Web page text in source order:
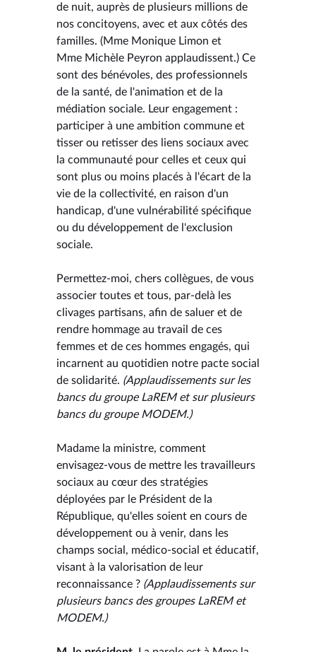
de nuit, auprès de plusieurs millions de
nos concitoyens, avec et aux côtés des
familles. (Mme Monique Limon et
Mme Michèle Peyron applaudissent.) Ce
sont des bénévoles, des professionnels
de la santé, de l'animation et de la
médiation sociale. Leur engagement :
participer à une ambition commune et
tisser ou retisser des liens sociaux avec
la communauté pour celles et ceux qui
sont plus ou moins placés à l'écart de la
vie de la collectivité, en raison d'un
handicap, d'une vulnérabilité spécifique
ou du développement de l'exclusion
sociale.
Permettez-moi, chers collègues, de vous
associer toutes et tous, par-delà les
clivages partisans, afin de saluer et de
rendre hommage au travail de ces
femmes et de ces hommes engagés, qui
incarnent au quotidien notre pacte social
de solidarité. (Applaudissements sur les
bancs du groupe LaREM et sur plusieurs
bancs du groupe MODEM.)
Madame la ministre, comment
envisagez-vous de mettre les travailleurs
sociaux au cœur des stratégies
déployées par le Président de la
République, qu'elles soient en cours de
développement ou à venir, dans les
champs social, médico-social et éducatif,
visant à la valorisation de leur
reconnaissance ? (Applaudissements sur
plusieurs bancs des groupes LaREM et
MODEM.)